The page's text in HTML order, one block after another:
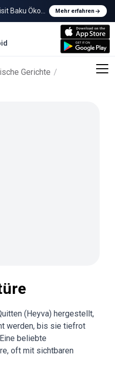
Baku Ökosystem wird verkauft
Mehr erfahren
Gerichte /
(Heyva) hergestellt,
werden, bis sie tiefrot
beliebte
oft mit sichtbaren